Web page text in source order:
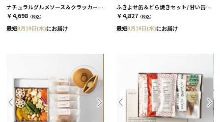
ナチュラルグルメソース＆クラッカーセット［タオ・オーガニック・キッチン］
￥4,698 （税込）
最短8月19日(水)にお届け
ふきよせ缶＆どら焼きセット/ 甘い缶［tamayose］
￥4,827 （税込）
最短8月19日(水)にお届け